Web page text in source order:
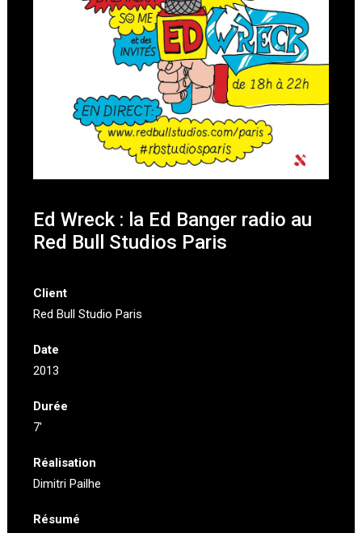
Ed Wreck : la Ed Banger radio au
Red Bull Studios Paris
Client
Red Bull Studio Paris
Date
2013
Durée
7′
Réalisation
Dimitri Pailhe
Résumé